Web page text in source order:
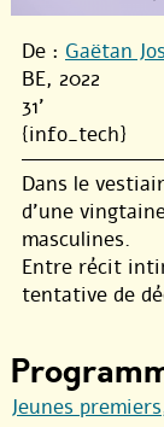
De : Gaëtan
BE, 2022
31'
{info_tech}
Dans le
d’une
masculines.
Entre récit
tentative de
Jeunes